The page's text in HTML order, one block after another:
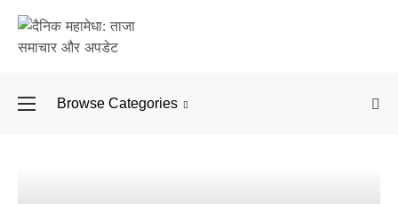
Browse Categories